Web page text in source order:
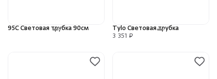
95С Световая трубка 90см Tylo Световая трубка
3 351 ₽